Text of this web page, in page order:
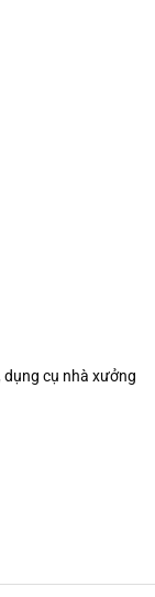
dụng cụ nhà xưởng